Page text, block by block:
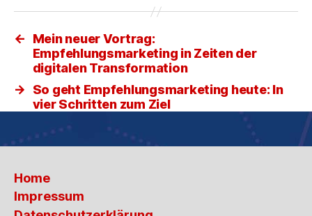
←
Mein neuer Vortrag:
Empfehlungsmarketing in Zeiten der
digitalen Transformation
→
So geht Empfehlungsmarketing heute: In
vier Schritten zum Ziel
Home
Impressum